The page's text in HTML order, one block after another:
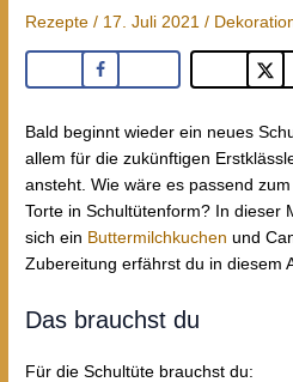
Rezepte / 17. Juli 2021/
Bald beginnt wieder ein neues
allem für die zukünftigen
ansteht. Wie wäre es passend
Torte in Schultütenform? In dieser
sich ein Buttermilchkuchen und
Zubereitung erfährst du in diesem
Das brauchst du
Für die Schultüte brauchst du: